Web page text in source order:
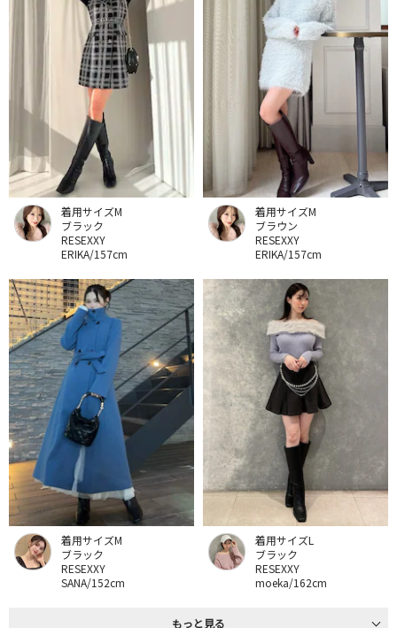
着用サイズM
ブラック
RESEXXY
ERIKA/157cm
着用サイズM
ブラウン
RESEXXY
ERIKA/157cm
着用サイズM
ブラック
RESEXXY
SANA/152cm
着用サイズL
ブラック
RESEXXY
moeka/162cm
もっと見る